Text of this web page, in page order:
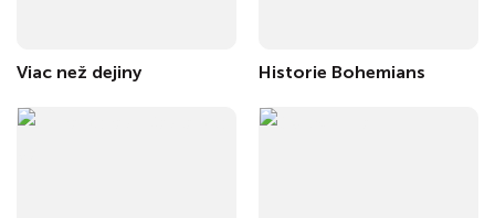
Viac než dejiny Historie Bohemians